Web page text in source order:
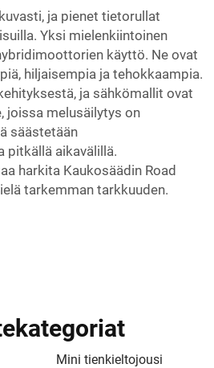
ja pienet tietorullat
Yksi mielenkiintoinen
käyttö. Ne ovat
hiljaisempia ja tehokkaampia.
ja sähkömallit ovat
joissa melusäilytys on
säästetään
pitkällä aikavälillä.
harkita Kaukosäädin Road
tarkemman tarkkuuden.
Mini tienkieltojousi